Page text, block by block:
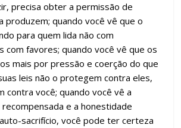
precisa obter a permissão de
produzem; quando você vê que o
para quem lida não com
com favores; quando você vê que os
mais por pressão e coerção do que
leis não o protegem contra eles,
contra você; quando você vê a
e a honestidade
sacrifício, você pode ter certeza